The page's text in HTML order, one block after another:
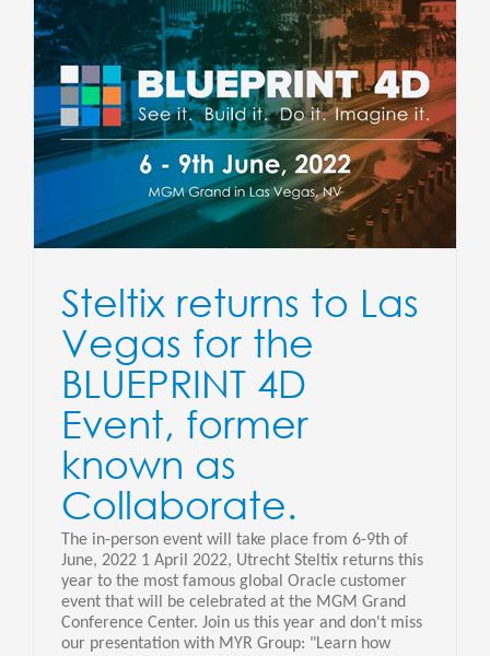
Steltix returns to Las
Vegas for the
BLUEPRINT 4D
Event, former
known as
Collaborate.
The in-person event will take place from 6-9th of
June, 2022 1 April 2022, Utrecht Steltix returns this
year to the most famous global Oracle customer
event that will be celebrated at the MGM Grand
Conference Center. Join us this year and don't miss
our presentation with MYR Group: "Learn how